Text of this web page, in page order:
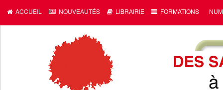
ACCUEIL NOUVEAUTÉS LIBRAIRIE FORMATIONS